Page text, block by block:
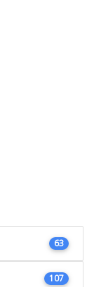
63
107